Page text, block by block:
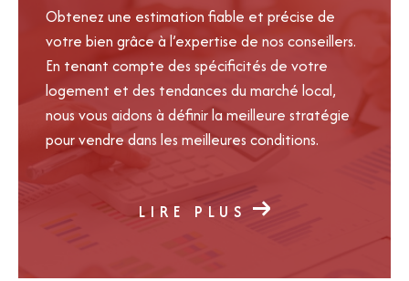
Obtenez une estimation fiable et précise de
votre bien grâce à l’expertise de nos conseillers.
En tenant compte des spécificités de votre
logement et des tendances du marché local,
nous vous aidons à définir la meilleure stratégie
pour vendre dans les meilleures conditions.
LIRE PLUS